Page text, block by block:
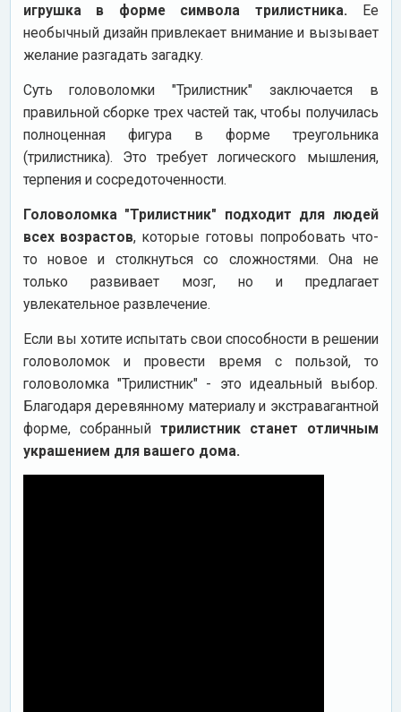
игрушка в форме символа трилистника. Ее
необычный дизайн привлекает внимание и вызывает
желание разгадать загадку.
Суть головоломки "Трилистник" заключается в
правильной сборке трех частей так, чтобы получилась
полноценная фигура в форме треугольника
(трилистника). Это требует логического мышления,
терпения и сосредоточенности.
Головоломка "Трилистник" подходит для людей
всех возрастов, которые готовы попробовать что-
то новое и столкнуться со сложностями. Она не
только развивает мозг, но и предлагает
увлекательное развлечение.
Если вы хотите испытать свои способности в решении
головоломок и провести время с пользой, то
головоломка "Трилистник" - это идеальный выбор.
Благодаря деревянному материалу и экстравагантной
форме, собранный трилистник станет отличным
украшением для вашего дома.